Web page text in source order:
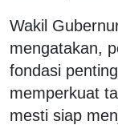
Wakil
mengatakan,
fondasi
memperkuat
mesti siap